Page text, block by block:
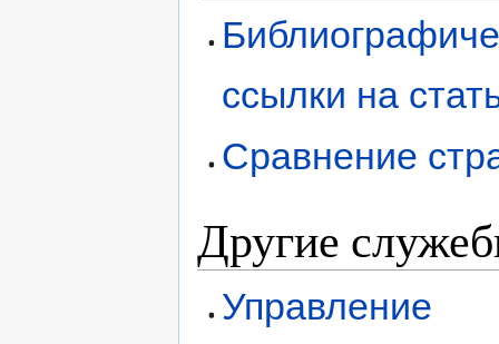
ссылки на
Сравнение
Другие
Управление